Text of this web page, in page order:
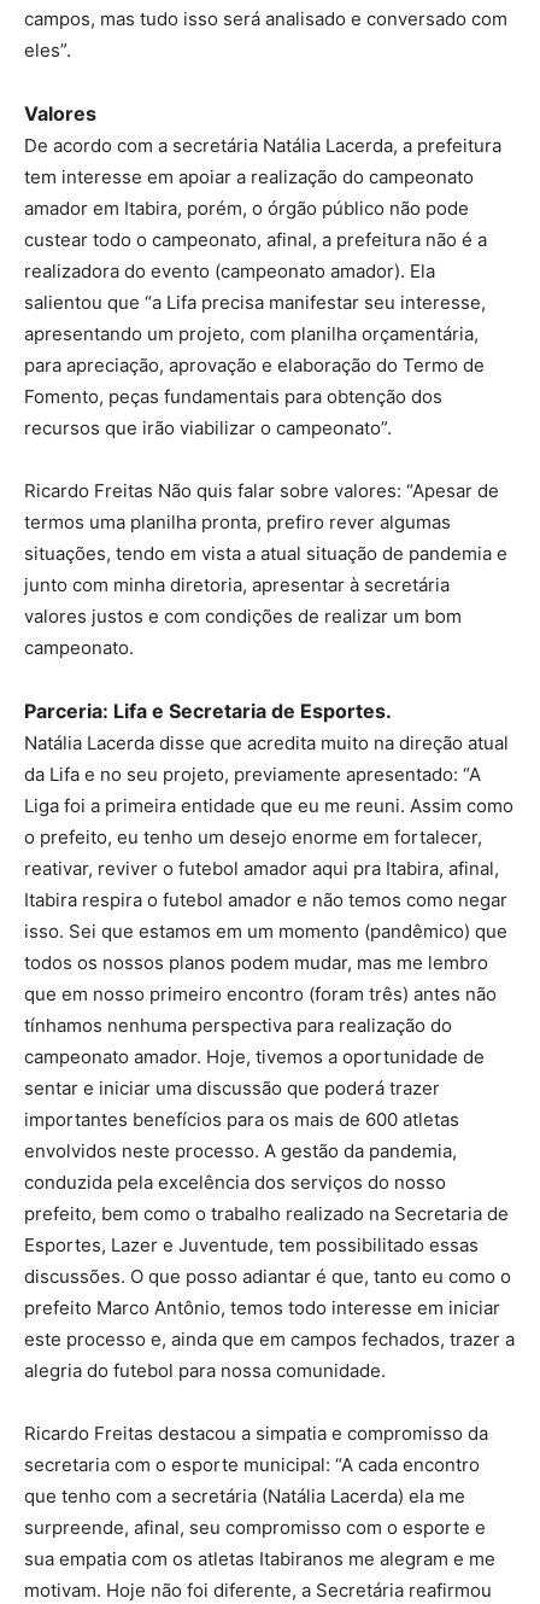
campos, mas tudo isso será analisado e conversado com
eles”.
Valores
De acordo com a secretária Natália Lacerda, a prefeitura
tem interesse em apoiar a realização do campeonato
amador em Itabira, porém, o órgão público não pode
custear todo o campeonato, afinal, a prefeitura não é a
realizadora do evento (campeonato amador). Ela
salientou que “a Lifa precisa manifestar seu interesse,
apresentando um projeto, com planilha orçamentária,
para apreciação, aprovação e elaboração do Termo de
Fomento, peças fundamentais para obtenção dos
recursos que irão viabilizar o campeonato”.
Ricardo Freitas Não quis falar sobre valores: “Apesar de
termos uma planilha pronta, prefiro rever algumas
situações, tendo em vista a atual situação de pandemia e
junto com minha diretoria, apresentar à secretária
valores justos e com condições de realizar um bom
campeonato.
Parceria: Lifa e Secretaria de Esportes.
Natália Lacerda disse que acredita muito na direção atual
da Lifa e no seu projeto, previamente apresentado: “A
Liga foi a primeira entidade que eu me reuni. Assim como
o prefeito, eu tenho um desejo enorme em fortalecer,
reativar, reviver o futebol amador aqui pra Itabira, afinal,
Itabira respira o futebol amador e não temos como negar
isso. Sei que estamos em um momento (pandêmico) que
todos os nossos planos podem mudar, mas me lembro
que em nosso primeiro encontro (foram três) antes não
tínhamos nenhuma perspectiva para realização do
campeonato amador. Hoje, tivemos a oportunidade de
sentar e iniciar uma discussão que poderá trazer
importantes benefícios para os mais de 600 atletas
envolvidos neste processo. A gestão da pandemia,
conduzida pela excelência dos serviços do nosso
prefeito, bem como o trabalho realizado na Secretaria de
Esportes, Lazer e Juventude, tem possibilitado essas
discussões. O que posso adiantar é que, tanto eu como o
prefeito Marco Antônio, temos todo interesse em iniciar
este processo e, ainda que em campos fechados, trazer a
alegria do futebol para nossa comunidade.
Ricardo Freitas destacou a simpatia e compromisso da
secretaria com o esporte municipal: “A cada encontro
que tenho com a secretária (Natália Lacerda) ela me
surpreende, afinal, seu compromisso com o esporte e
sua empatia com os atletas Itabiranos me alegram e me
motivam. Hoje não foi diferente, a Secretária reafirmou